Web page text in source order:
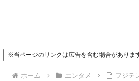
※当ページのリンクは広告を含む場合がありま
ホーム エンタメ
フジテ